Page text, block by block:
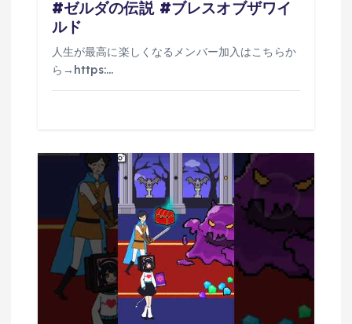
#ゼルダの伝説 #ブレスオブザワイ
ルド
人生が最高に楽しくなるメンバー加入はこちらか
ら→https:…